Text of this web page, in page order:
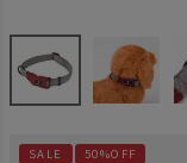
SALE 50%OFF